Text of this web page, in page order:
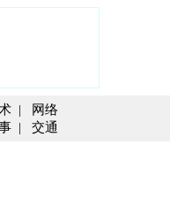
|
网络
| 交通